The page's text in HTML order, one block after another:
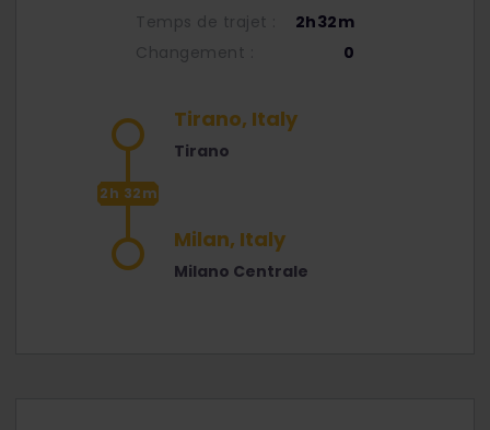
Temps de trajet :
2h32m
Changement :
0
Tirano, Italy
Tirano
2h 32m
Milan, Italy
Milano Centrale